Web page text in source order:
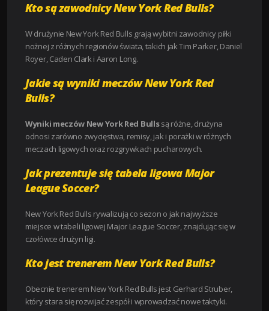
Kto są zawodnicy New York Red Bulls?
W drużynie New York Red Bulls grają wybitni zawodnicy piłki
nożnej z różnych regionów świata, takich jak Tim Parker, Daniel
Royer, Caden Clark i Aaron Long.
Jakie są wyniki meczów New York Red
Bulls?
Wyniki meczów New York Red Bullssą różne, drużyna
odnosi zarówno zwycięstwa, remisy, jak i porażki w różnych
meczach ligowych oraz rozgrywkach pucharowych.
Jak prezentuje się tabela ligowa Major
League Soccer?
New York Red Bulls rywalizują co sezon o jak najwyższe
miejsce w tabeli ligowej Major League Soccer, znajdując się w
czołówce drużyn ligi.
Kto jest trenerem New York Red Bulls?
Obecnie trenerem New York Red Bulls jest Gerhard Struber,
który stara się rozwijać zespół i wprowadzać nowe taktyki.